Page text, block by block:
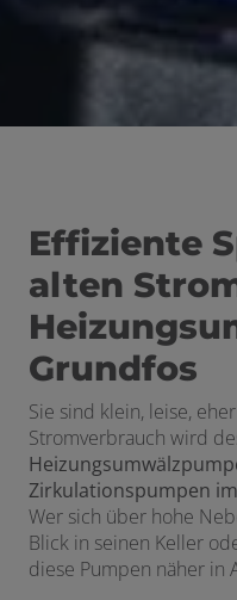
Effiziente
alten
Grundfos
Sie sind klein, leise,
Stromverbrauch wird
Zirkulationspumpen
Wer sich über hohe
Blick in seinen Keller
diese Pumpen näher in